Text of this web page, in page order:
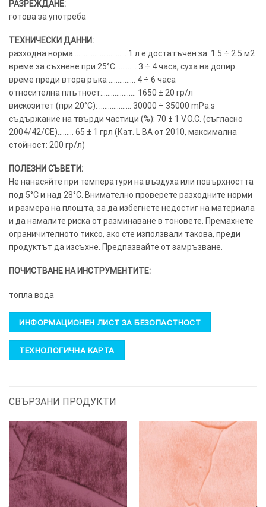
РАЗРЕЖДАНЕ:
готова за употреба
ТЕХНИЧЕСКИ ДАННИ:
разходна норма:……………………….. 1 л е достатъчен за: 1.5 ÷ 2.5 м2
време за съхнене при 25°C:……….. 3 ÷ 4 часа, суха на допир
време преди втора ръка …………… 4 ÷ 6 часа
относителна плътност:………………. 1650 ± 20 гр/л
вискозитет (при 20°C): ……………… 30000 ÷ 35000 mPa.s
съдържание на твърди частици (%): 70 ± 1 V.O.C. (съгласно
2004/42/CE)……… 65 ± 1 грл (Кат. L BA от 2010, максимална
стойност: 200 гр/л)
ПОЛЕЗНИ СЪВЕТИ:
Не нанасяйте при температури на въздуха или повърхността
под 5°C и над 28°C. Внимателно проверете разходните норми
и размера на площта, за да избегнете недостиг на материала
и да намалите риска от разминаване в тоновете. Премахнете
ограничителното тиксо, ако сте използвали такова, преди
продуктът да изсъхне. Предпазвайте от замръзване.
ПОЧИСТВАНЕ НА ИНСТРУМЕНТИТЕ:
топла вода
ИНФОРМАЦИОНЕН ЛИСТ ЗА БЕЗОПАСТНОСТ
ТЕХНОЛОГИЧНА КАРТА
СВЪРЗАНИ ПРОДУКТИ